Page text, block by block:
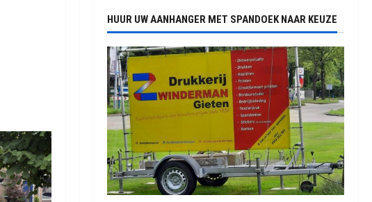
HUUR UW AANHANGER MET SPANDOEK NAAR KEUZE